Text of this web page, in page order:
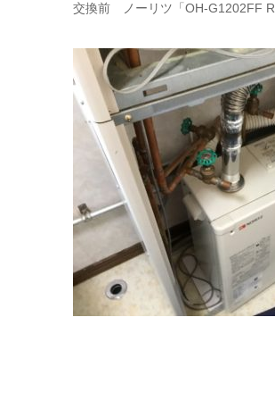
交換前 ノーリツ「OH-G1202FF